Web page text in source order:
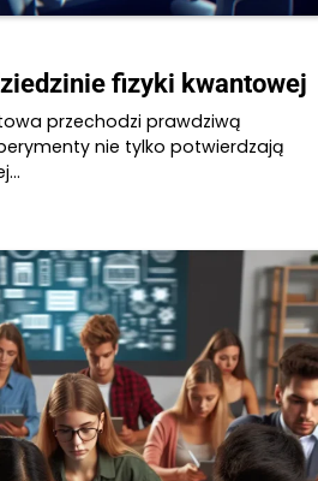
fizyki kwantowej
przechodzi prawdziwą
nie tylko potwierdzają